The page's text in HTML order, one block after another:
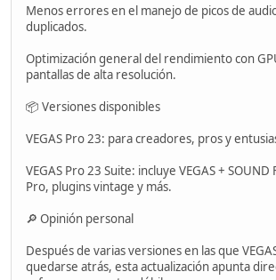
Menos errores en el manejo de picos de
duplicados.
Optimización general del rendimiento con
pantallas de alta resolución.
📦 Versiones disponibles
VEGAS Pro 23: para creadores, pros y
VEGAS Pro 23 Suite: incluye VEGAS + SOUND
Pro, plugins vintage y más.
🔎 Opinión personal
Después de varias versiones en las que
quedarse atrás, esta actualización apunta